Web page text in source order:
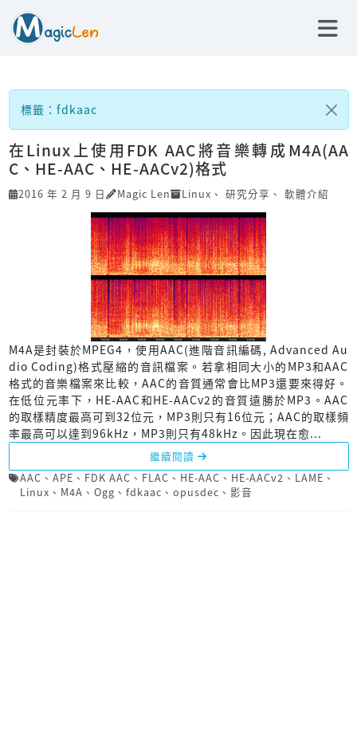
標籤：fdkaac
在Linux上使用FDK AAC將音樂轉成M4A(AA
C、HE-AAC、HE-AACv2)格式
2016 年 2 月 9 日 Magic Len Linux 、 研究分享 、 軟體介紹
M4A是封裝於MPEG4，使用AAC(進階音訊編碼, Advanced Au
dio Coding)格式壓縮的音訊檔案。若拿相同大小的MP3和AAC
格式的音樂檔案來比較，AAC的音質通常會比MP3還要來得好。
在低位元率下，HE-AAC和HE-AACv2的音質遠勝於MP3。AAC
的取樣精度最高可到32位元，MP3則只有16位元；AAC的取樣頻
率最高可以達到96kHz，MP3則只有48kHz。因此現在愈...
繼續閱讀
AAC 、 APE 、 FDK AAC 、 FLAC 、 HE-AAC 、 HE-AACv2 、 LAME 、
Linux 、 M4A 、 Ogg 、 fdkaac 、 opusdec 、 影音